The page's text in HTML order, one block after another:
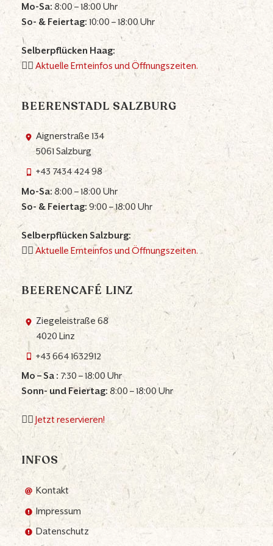
Mo-Sa:8:00 – 18:00 Uhr
So- & Feiertag:10:00 – 18:00 Uhr
Selberpflücken Haag:
👉🏼Aktuelle Ernteinfos und Öffnungszeiten.
BEERENSTADL SALZBURG
Aignerstraße 134
5061 Salzburg
+43 7434 424 98
Mo-Sa:8:00 – 18:00 Uhr
So- & Feiertag:9:00 – 18:00 Uhr
Selberpflücken Salzburg:
👉🏼Aktuelle Ernteinfos und Öffnungszeiten.
BEERENCAFÉ LINZ
Ziegeleistraße 68
4020 Linz
+43 664 1632912
Mo – Sa : 7:30 – 18:00 Uhr
Sonn- und Feiertag:8:00 – 18:00 Uhr
👉🏼Jetzt reservieren!
INFOS
Kontakt
Impressum
Datenschutz